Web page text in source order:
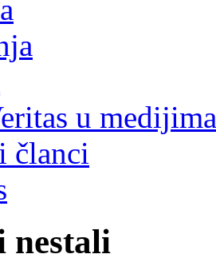
u medijima
članci
nestali